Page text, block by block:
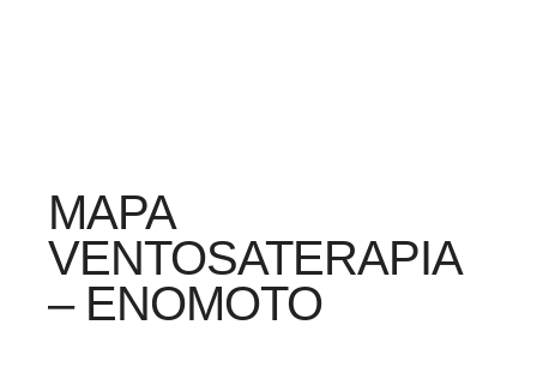
MAPA
VENTOSATERAPIA
– ENOMOTO